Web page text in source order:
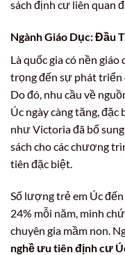
sách định cư liên quan
Ngành Giáo Dục: Đầu
Là quốc gia có nền
trọng đến sự phát triển
Do đó, nhu cầu về
Úc ngày càng tăng, đặc
như Victoria đã bổ
sách cho các chương
tiên đặc biệt.
Số lượng trẻ em Úc
24% mỗi năm, minh
chuyên gia mầm non.
nghề ưu tiên định cư